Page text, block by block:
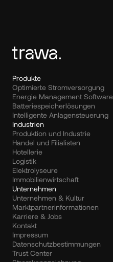
Produkte
Optimierte Stromversorgung
Energie Management Software
Batteriespeicherlösungen
Intelligente Anlagensteuerung
Industrien
Produktion und Industrie
Handel und Filialisten
Hotellerie
Logistik
Elektrolyseure
Immobilienwirtschaft
Unternehmen
Unternehmen & Kultur
Marktpartnerinformationen
Karriere & Jobs
Kontakt
Impressum
Datenschutzbestimmungen
Trust Center